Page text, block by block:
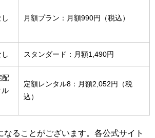
月額プラン：月額990円（税込）
スタンダード：月額1,490円
配
ル
定額レンタル8：月額2,052円（税
込）
ることがございます。各公式サイト